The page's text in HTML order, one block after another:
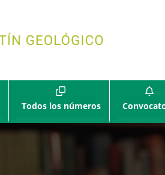
Todos los números